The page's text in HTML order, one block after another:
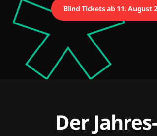
Blind Tickets ab 11. August
Der